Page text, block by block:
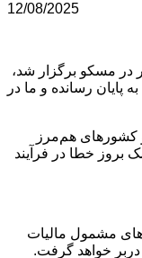
12/08/2025
در مسکو برگزار شد،
پایان رسانده و ما در
و کشورهای هم‌مرز
بروز خطا در فرآیند
مشمول مالیات